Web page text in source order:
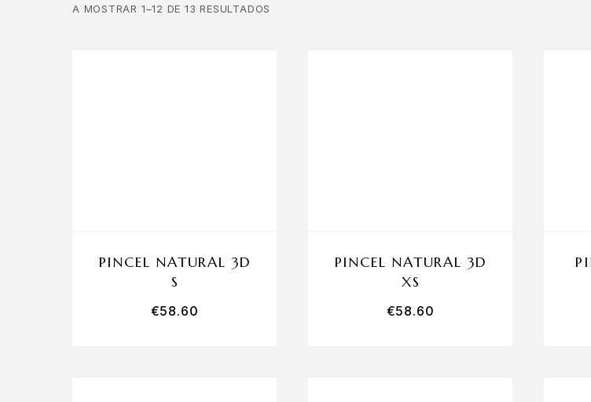
A MOSTRAR 1–12 DE 13 RESULTADOS
PINCEL NATURAL 3D
S
€58.60
PINCEL NATURAL 3D
XS
€58.60